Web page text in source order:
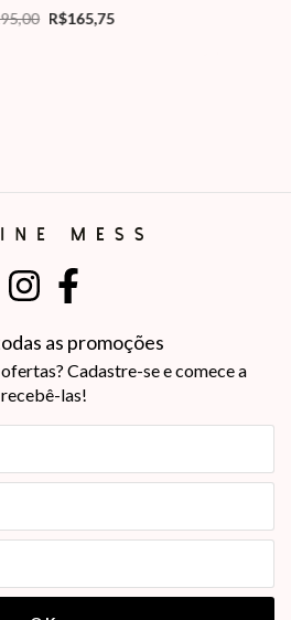
R$165,75
as promoções
Cadastre-se e comece a
recebê-las!